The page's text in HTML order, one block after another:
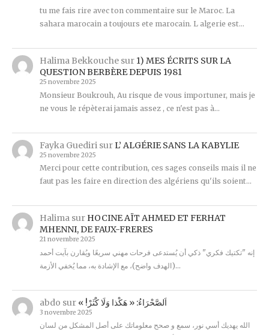
tu me fais rire avec ton commentaire sur le Maroc. La
sahara marocain a toujours ete marocain. L algerie est…
Halima Bekkouchesur 1) MES ÉCRITS SUR LA
QUESTION BERBÈRE DEPUIS 1981
25 novembre 2025
Monsieur Boukrouh, Au risque de vous importuner, mais je
ne vous le répèterai jamais assez , ce n'est pas à…
Fayka Guedirisur L’ ALGÉRIE SANS LA KABYLIE
25 novembre 2025
Merci pour cette contribution, ces sages conseils mais il ne
faut pas les faire en direction des algériens qu'ils soient…
Halimasur HOCINE AÏT AHMED ET FERHAT
MHENNI, DE FAUX-FRERES
21 novembre 2025
إنه "تكتيك فكري" ذكي أن يُستدعى فرحات مهني سريعًا ويُقارن بآيت أحمد
(الهدف واضح)، مع الإشادة به، مما يُخفي الأزمة…
abdo sur « !اَلصَّحْرَاءُ: « هَكْذا وَلَا كْثَرْ
3 novembre 2025
الله يهديك أسي نور، سمع و صحح معلوماتك على أصل المشكل من لسان